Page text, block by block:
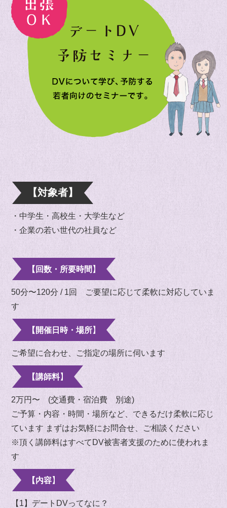
【対象者】
・中学生・高校生・大学生など
・企業の若い世代の社員など
【回数・所要時間】
50分〜120分 / 1回 ご要望に応じて柔軟に対応していま
す
【開催日時・場所】
ご希望に合わせ、ご指定の場所に伺います
【講師料】
2万円〜 (交通費・宿泊費 別途)
ご予算・内容・時間・場所など、できるだけ柔軟に応じ
ています まずはお気軽にお問合せ、ご相談ください
※頂く講師料はすべてDV被害者支援のために使われま
す
【内容】
【1】デートDVってなに？